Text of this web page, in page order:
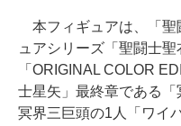
本フィギュアは、「聖
ュアシリーズ「聖闘士
「ORIGINAL COLOR
士星矢」最終章である「
冥界三巨頭の1人「ワイ